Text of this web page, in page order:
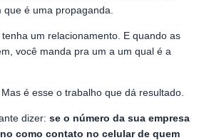
é uma propaganda.
um relacionamento. E quando as
você manda pra um a um qual é a
é esse o trabalho que dá resultado.
dizer: se o número da sua empresa
como contato no celular de quem